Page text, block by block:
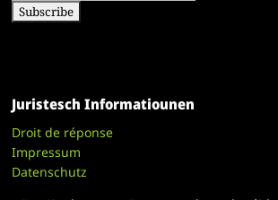
Juristesch Informatiounen
Droit de réponse
Impressum
Datenschutz